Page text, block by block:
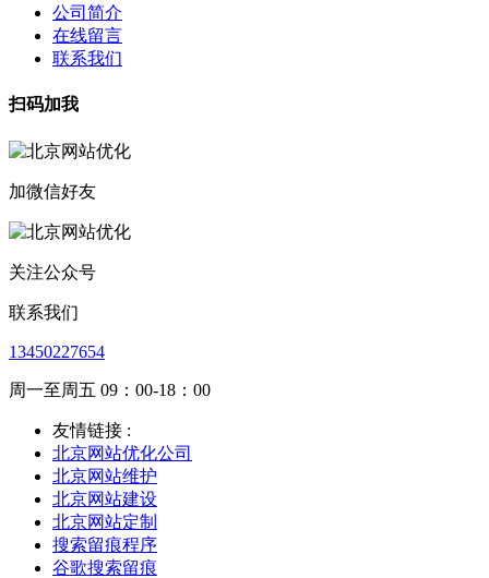
公司简介
在线留言
联系我们
扫码加我
加微信好友
关注公众号
联系我们
13450227654
周一至周五 09：00-18：00
友情链接 :
北京网站优化公司
北京网站维护
北京网站建设
北京网站定制
搜索留痕程序
谷歌搜索留痕